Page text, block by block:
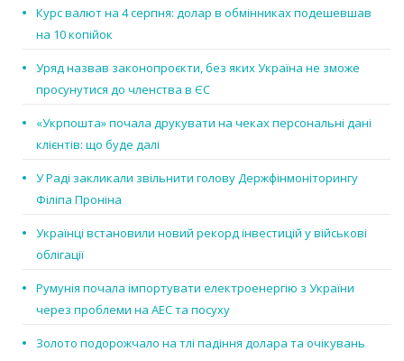
Курс валют на 4 серпня: долар в обмінниках подешевшав
на 10 копійок
Уряд назвав законопроєкти, без яких Україна не зможе
просунутися до членства в ЄС
«Укрпошта» почала друкувати на чеках персональні дані
клієнтів: що буде далі
У Раді закликали звільнити голову Держфінмоніторингу
Філіпа Проніна
Українці встановили новий рекорд інвестицій у військові
облігації
Румунія почала імпортувати електроенергію з України
через проблеми на АЕС та посуху
Золото подорожчало на тлі падіння долара та очікувань